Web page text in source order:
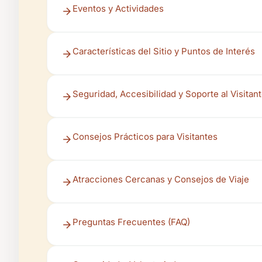
Eventos y Actividades
Características del Sitio y Puntos de Interés
Seguridad, Accesibilidad y Soporte al
Consejos Prácticos para Visitantes
Atracciones Cercanas y Consejos de Viaje
Preguntas Frecuentes (FAQ)